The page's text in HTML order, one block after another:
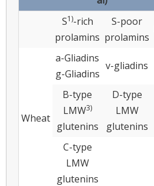
S1)-rich
prolamins
S-poor
prolamins
Wheat
a-Gliadins
g-Gliadins
v-gliadins
B-type
LMW3)
glutenins
D-type
LMW
glutenins
C-type
LMW
glutenins